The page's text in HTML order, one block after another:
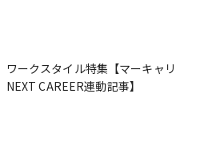
ワークスタイル特集【マーキャリ
NEXT CAREER連動記事】